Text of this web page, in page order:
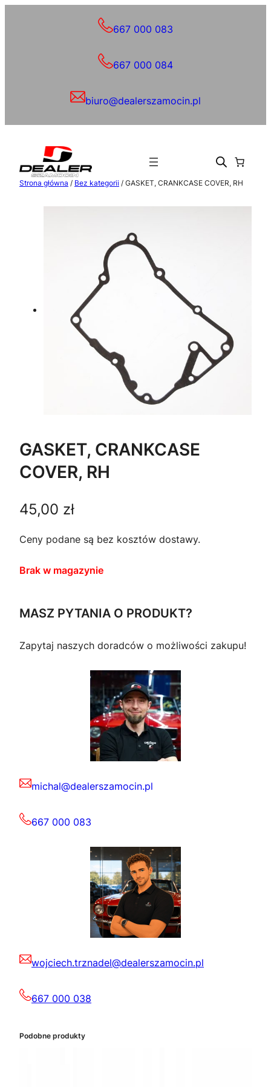
667 000 083
667 000 084
biuro@dealerszamocin.pl
Strona główna / Bez kategorii / GASKET, CRANKCASE COVER, RH
GASKET, CRANKCASE
COVER, RH
45,00 zł
Ceny podane są bez kosztów dostawy.
Brak w magazynie
MASZ PYTANIA O PRODUKT?
Zapytaj naszych doradców o możliwości zakupu!
michal@dealerszamocin.pl
667 000 083
wojciech.trznadel@dealerszamocin.pl
667 000 038
Podobne produkty